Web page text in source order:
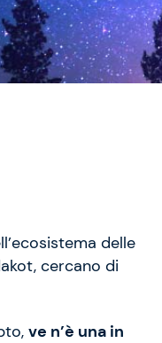
delle
cercano di
ve n’è una in